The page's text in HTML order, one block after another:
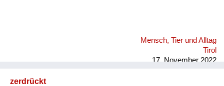
Mensch, Tier und Alltag
Tirol
17. November 2022
zerdrückt